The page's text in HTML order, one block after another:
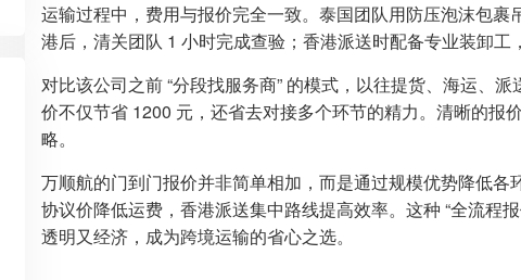
运输过程中，费用与报价完全一致。泰国团队用防压泡沫包
港后，清关团队 1 小时完成查验；香港派送时配备专业装卸工
对比该公司之前 “分段找服务商” 的模式，以往提货、海运、
价不仅节省 1200 元，还省去对接多个环节的精力。清晰的报
略。
万顺航的门到门报价并非简单相加，而是通过规模优势降低
协议价降低运费，香港派送集中路线提高效率。这种 “全流程
透明又经济，成为跨境运输的省心之选。